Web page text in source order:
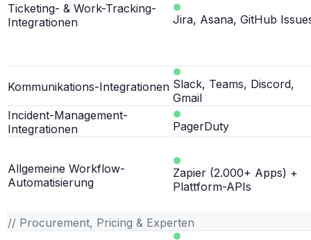
Ticketing- & Work-Tracking-
Integrationen
Jira, Asana, GitHub
Kommunikations-Integrationen Slack, Teams, Discord,
Gmail
Incident-Management-
Integrationen
PagerDuty
Allgemeine Workflow-
Automatisierung
Zapier (2.000+ Apps) +
Plattform-APIs
// Procurement, Pricing & Experten